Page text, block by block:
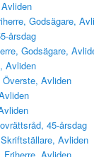
Godsägare,
årsdag
Godsägare,
Avliden
Överste, Avliden
45-årsdag
Avliden